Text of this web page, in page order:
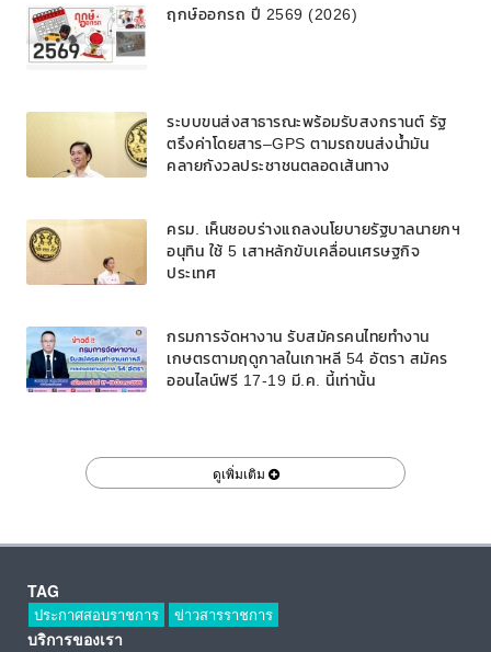
ฤกษ์ออกรถ ปี 2569 (2026)
ระบบขนส่งสาธารณะพร้อมรับสงกรานต์ รัฐ
ตรึงค่าโดยสาร–GPS ตามรถขนส่งน้ำมัน
คลายกังวลประชาชนตลอดเส้นทาง
ครม. เห็นชอบร่างแถลงนโยบายรัฐบาลนายกฯ
อนุทิน ใช้ 5 เสาหลักขับเคลื่อนเศรษฐกิจ
ประเทศ
กรมการจัดหางาน รับสมัครคนไทยทำงาน
เกษตรตามฤดูกาลในเกาหลี 54 อัตรา สมัคร
ออนไลน์ฟรี 17-19 มี.ค. นี้เท่านั้น
ดูเพิ่มเติม
TAG
ประกาศสอบราชการ ข่าวสารราชการ
บริการของเรา